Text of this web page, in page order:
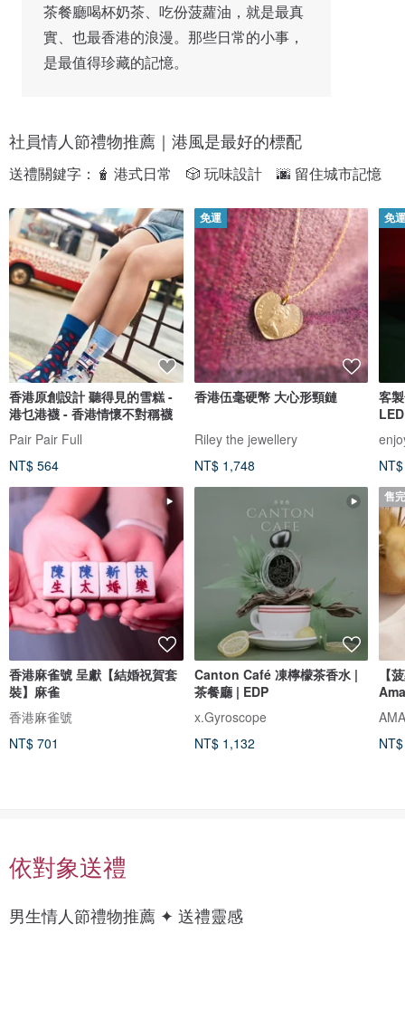
茶餐廳喝杯奶茶、吃份菠蘿油，就是最真
實、也最香港的浪漫。那些日常的小事，
是最值得珍藏的記憶。
社員情人節禮物推薦｜港風是最好的標配
送禮關鍵字：🧋 港式日常　🎲 玩味設計　🌆 留住城市記憶
香港原創設計 聽得見的雪糕 -
港乜港襪 - 香港情懷不對稱襪
Pair Pair Full
NT$ 564
香港麻雀號 呈獻【結婚祝賀套
裝】麻雀
香港麻雀號
NT$ 701
免運
香港伍毫硬幣 大心形頸鏈
Riley the jewellery
NT$ 1,748
Canton Café 凍檸檬茶香水 |
茶餐廳 | EDP
x.Gyroscope
NT$ 1,132
免
客
售
【
依對象送禮
男生情人節禮物推薦 ✦ 送禮靈感
上
科